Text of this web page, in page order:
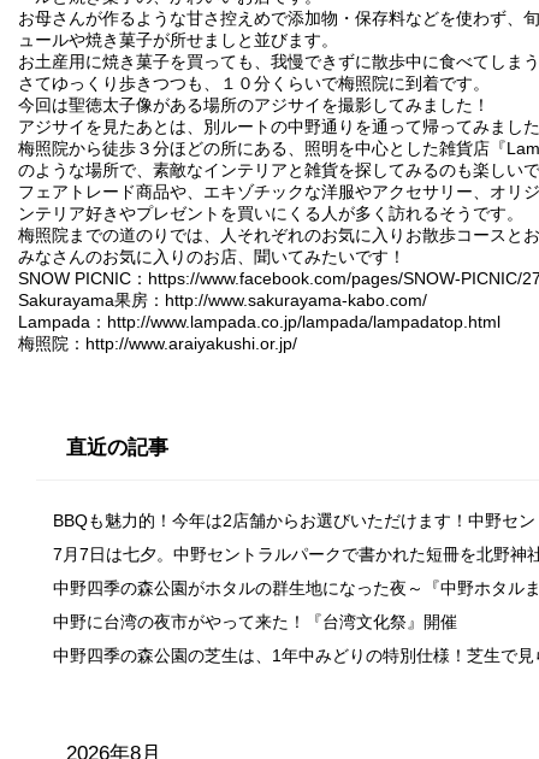
お母さんが作るような甘さ控えめで添加物・保存料などを使わず、
ュールや焼き菓子が所せましと並びます。
お土産用に焼き菓子を買っても、我慢できずに散歩中に食べてしま
さてゆっくり歩きつつも、１０分くらいで梅照院に到着です。
今回は聖徳太子像がある場所のアジサイを撮影してみました！
アジサイを見たあとは、別ルートの中野通りを通って帰ってみまし
梅照院から徒歩３分ほどの所にある、照明を中心とした雑貨店『
のような場所で、素敵なインテリアと雑貨を探してみるのも楽しい
フェアトレード商品や、エキゾチックな洋服やアクセサリー、オリ
ンテリア好きやプレゼントを買いにくる人が多く訪れるそうです。
梅照院までの道のりでは、人それぞれのお気に入りお散歩コースと
みなさんのお気に入りのお店、聞いてみたいです！
SNOW PICNIC： https://www.facebook.com/pages/SNOW-PICNIC/
Sakurayama果房： http://www.sakurayama-kabo.com/
Lampada： http://www.lampada.co.jp/lampada/lampadatop.html
梅照院： http://www.araiyakushi.or.jp/
直近の記事
BBQも魅力的！今年は2店舗からお選びいただけます！中野セ
7月7日は七夕。中野セントラルパークで書かれた短冊を北野神
中野四季の森公園がホタルの群生地になった夜～『中野ホタル
中野に台湾の夜市がやって来た！『台湾文化祭』開催
中野四季の森公園の芝生は、1年中みどりの特別仕様！芝生で
2026年8月